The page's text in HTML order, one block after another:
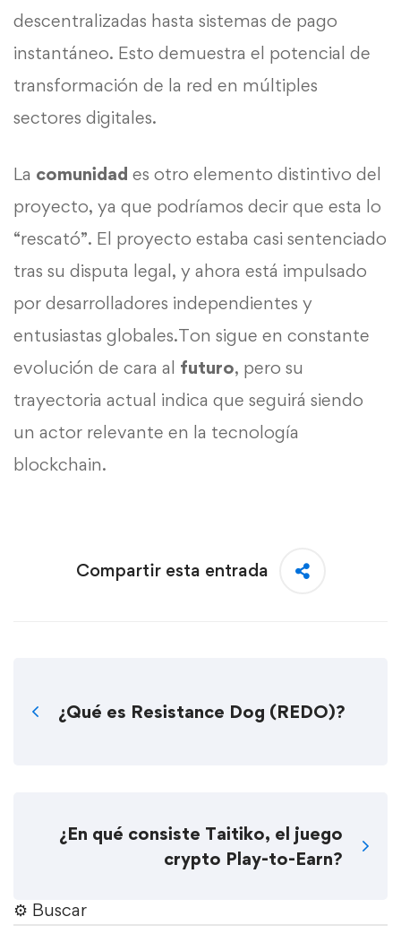
descentralizadas hasta sistemas de pago
instantáneo. Esto demuestra el potencial de
transformación de la red en múltiples
sectores digitales.
La comunidad es otro elemento distintivo del
proyecto, ya que podríamos decir que esta lo
“rescató”. El proyecto estaba casi sentenciado
tras su disputa legal, y ahora está impulsado
por desarrolladores independientes y
entusiastas globales.Ton sigue en constante
evolución de cara al futuro, pero su
trayectoria actual indica que seguirá siendo
un actor relevante en la tecnología
blockchain.
Compartir esta entrada
¿Qué es Resistance Dog (REDO)?
¿En qué consiste Taitiko, el juego
crypto Play-to-Earn?
⚙︎ Buscar